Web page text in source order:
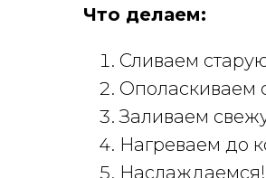
Что делаем:
Сливаем
Ополаскиваем
Заливаем
Нагреваем до
Наслаждаемся!